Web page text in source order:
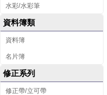
水彩/水彩筆
資料簿類
資料簿
名片簿
修正系列
修正帶/立可帶